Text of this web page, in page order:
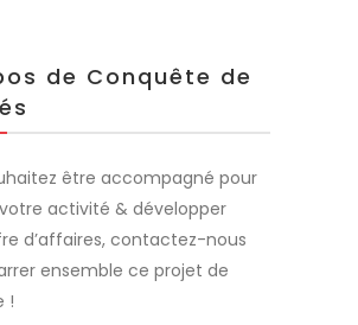
de Conquête de
être accompagné pour
activité & développer
d’affaires, contactez-nous
ensemble ce projet de
!